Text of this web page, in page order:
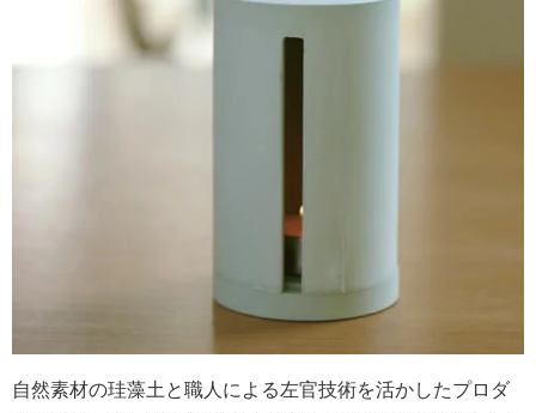
自然素材の珪藻土と職人による左官技術を活かしたプロダ